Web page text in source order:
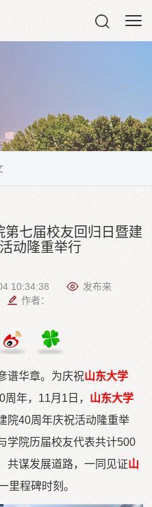
七届校友回归日暨建
动隆重举行
10:34:38
发布来
作者：
谱华章。为庆祝山东大学
年，11月1日， 山东大学
院40周年庆祝活动隆重举
学院历届校友代表共计500
共谋发展道路，一同见证山
里程碑时刻。